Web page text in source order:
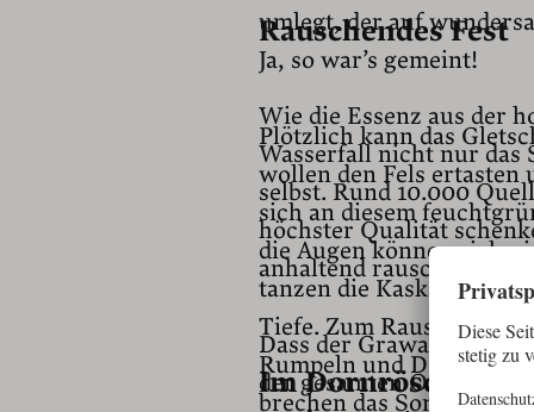
umlegt, der auf
Ja, so war’s gemeint!
Plötzlich kann das
wollen den Fels ertasten
sich an diesem
die Augen können sich
tanzen die Kaskaden
Tiefe. Zum Rauschen
Rumpeln und Donnern
brechen das
Rauschendes Fest
Wie die Essenz aus der
Wasserfall nicht nur das
selbst. Rund 10.000
höchster Qualität
anhaltend rauschenden
Dass der Grawa-Fall mit
der gesamten Ostalpen
Im